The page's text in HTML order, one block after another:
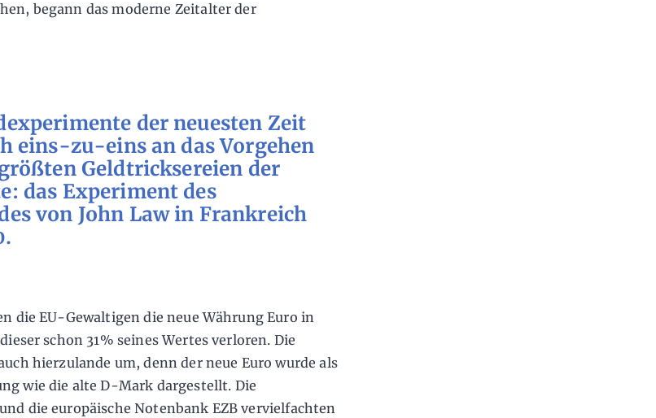
begann das moderne Zeitalter der
der neuesten Zeit
eins-zu-eins an das Vorgehen
Geldtricksereien der
das Experiment des
von John Law in Frankreich
die EU-Gewaltigen die neue Währung Euro in
schon 31% seines Wertes verloren. Die
hierzulande um, denn der neue Euro wurde als
wie die alte D-Mark dargestellt. Die
die europäische Notenbank EZB vervielfachten